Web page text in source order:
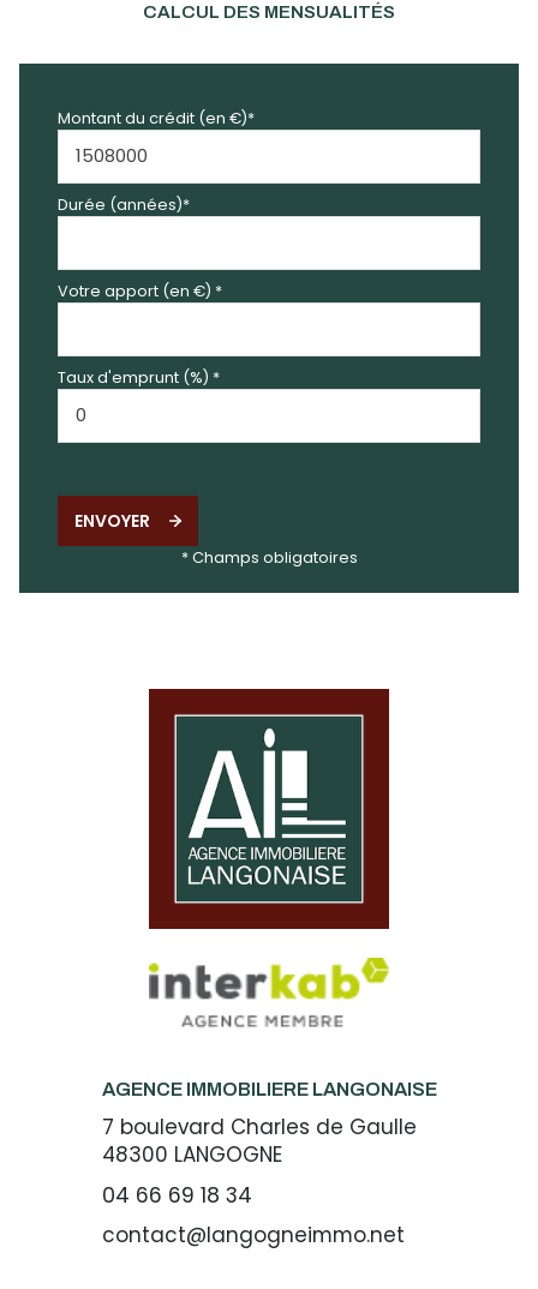
CALCUL DES MENSUALITÉS
Montant du crédit (en €)*
Durée (années)*
Votre apport (en €) *
Taux d'emprunt (%) *
ENVOYER
* Champs obligatoires
AGENCE IMMOBILIERE LANGONAISE
7 boulevard Charles de Gaulle
48300 LANGOGNE
04 66 69 18 34
contact@langogneimmo.net